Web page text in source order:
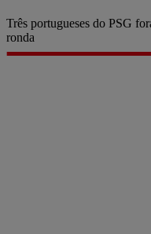
Três portugueses do PSG
ronda